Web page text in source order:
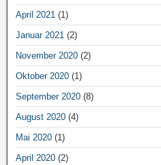
April 2021 (1)
Januar 2021 (2)
November 2020 (2)
Oktober 2020 (1)
September 2020 (8)
August 2020 (4)
Mai 2020 (1)
April 2020 (2)